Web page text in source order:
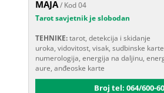
Tarot savjetnik je slobodan
TEHNIKE:tarot, detekcija i skidanje
uroka, vidovitost, visak, sudbinske karte,
numerologija, energija na daljinu,
aure, anđeoske karte
tel:0,93€ - mob:1,12€